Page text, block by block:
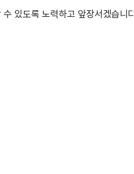
있도록 노력하고 앞장서겠습니